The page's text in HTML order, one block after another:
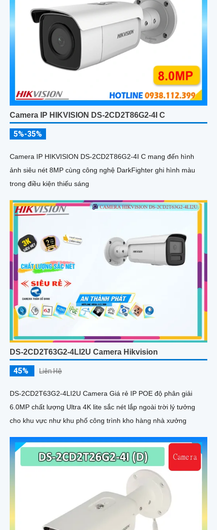
Camera IP HIKVISION DS-2CD2T86G2-4I C
5%-35%
Camera IP HIKVISION DS-2CD2T86G2-4I C mang đến hình
ảnh siêu nét 8MP cùng công nghệ DarkFighter ghi hình màu
trong điều kiện thiếu sáng
DS-2CD2T63G2-4LI2U Camera Hikvision
45% Liên Hệ
DS-2CD2T63G2-4LI2U Camera Giá rẻ IP POE độ phân giải
6.0MP chất lượng Ultra 4K lite sắc nét lắp ngoài trời lý tưởng
cho khu vực như khu phố công trình kho hàng nhà xưởng